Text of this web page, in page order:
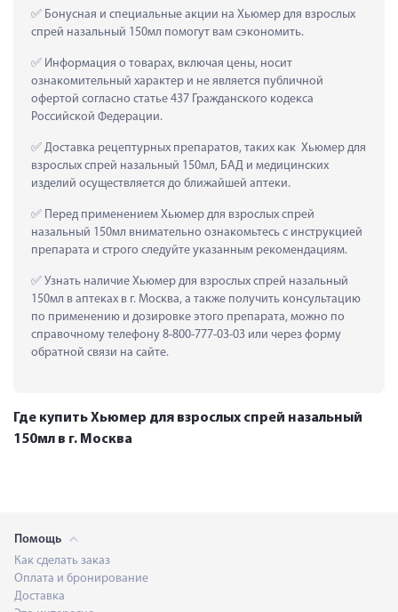
Бонусная и специальные акции на Хьюмер для взрослых
спрей назальный 150мл помогут вам сэкономить.
Информация о товарах, включая цены, носит
ознакомительный характер и не является публичной
офертой согласно статье 437 Гражданского кодекса
Российской Федерации.
Доставка рецептурных препаратов, таких как  Хьюмер для
взрослых спрей назальный 150мл, БАД и медицинских
изделий осуществляется до ближайшей аптеки.
Перед применением Хьюмер для взрослых спрей
назальный 150мл внимательно ознакомьтесь с инструкцией
препарата и строго следуйте указанным рекомендациям.
Узнать наличие Хьюмер для взрослых спрей назальный
150мл в аптеках в г. Москва, а также получить консультацию
по применению и дозировке этого препарата, можно по
справочному телефону 8-800-777-03-03 или через форму
обратной связи на сайте.
Где купить Хьюмер для взрослых спрей назальный
150мл в г. Москва
Помощь
Как сделать заказ
Оплата и бронирование
Доставка